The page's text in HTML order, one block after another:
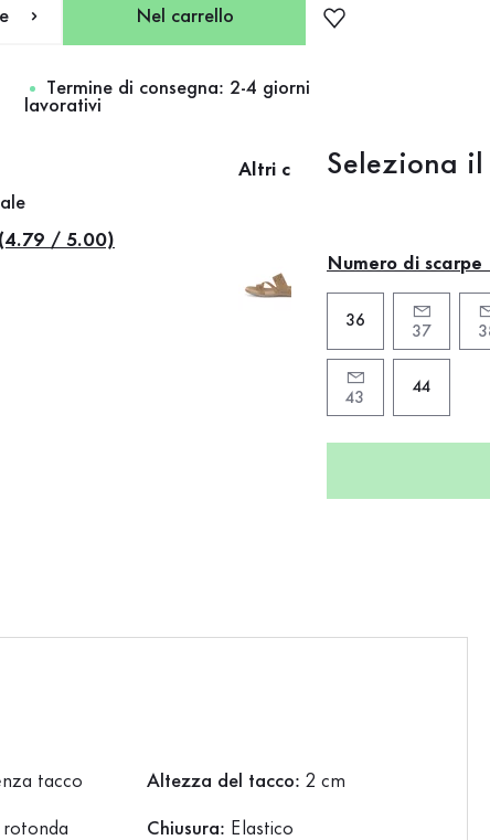
Nel carrello
Termine di consegna: 2-4 giorni
lavorativi
Altri coloriSeleziona il
Numero di scarpe
36
37
43
44
/ 5.00)
tacco Altezza del tacco: 2 cm
rotonda Chiusura: Elastico